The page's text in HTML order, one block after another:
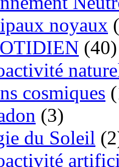
noyaux
(40)
cosmiques
(3)
du Soleil